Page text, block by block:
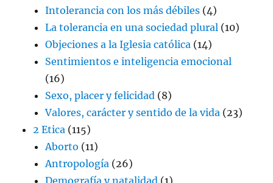
Intolerancia con los más débiles (4)
La tolerancia en una sociedad plural (10)
Objeciones a la Iglesia católica (14)
Sentimientos e inteligencia emocional
(16)
Sexo, placer y felicidad (8)
Valores, carácter y sentido de la vida (23)
2 Etica (115)
Aborto (11)
Antropología (26)
Demografía y natalidad (1)